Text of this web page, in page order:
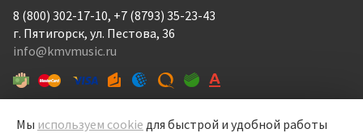
8 (800) 302-17-10, +7 (8793) 35-23-43
г. Пятигорск, ул. Пестова, 36
info@kmvmusic.ru
Мы используем cookie для быстрой и удобной работы